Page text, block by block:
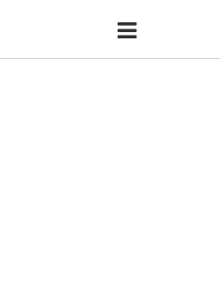
HOME
無在庫で自由気ままに稼ぐ！バイマ